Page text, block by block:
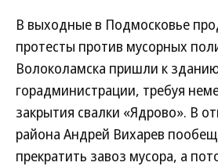
В выходные в Подмосковье
протесты против мусорных
Волоколамска пришли к
горадминистрации, требуя
закрытия свалки «Ядрово». В
района Андрей Вихарев
прекратить завоз мусора, а